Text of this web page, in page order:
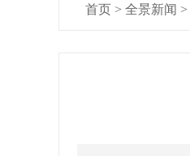
首页 > 全景新闻 >